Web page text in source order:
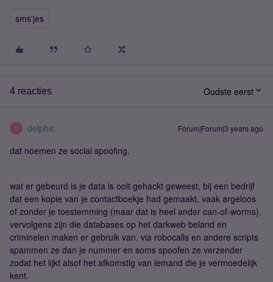
sms'jes
4 reacties Oudste eerst
D delphic Forum|Forum|3 years ago
dat noemen ze social spoofing.
wat er gebeurd is je data is ooit gehackt geweest, bij een bedrijf
dat een kopie van je contactboekje had gemaakt, vaak argeloos
of zonder je toestemming (maar dat is heel ander can-of-worms).
vervolgens zijn die databases op het darkweb beland en
criminelen maken er gebruik van. via robocalls en andere scripts
spammen ze dan je nummer en soms spoofen ze verzender
zodat het lijkt alsof het afkomstig van iemand die je vermoedelijk
kent.